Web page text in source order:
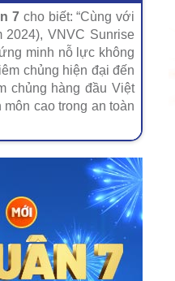
7 cho biết: “Cùng với
VNVC Sunrise
minh nỗ lực không
chủng hiện đại đến
chủng hàng đầu Việt
cao trong an toàn